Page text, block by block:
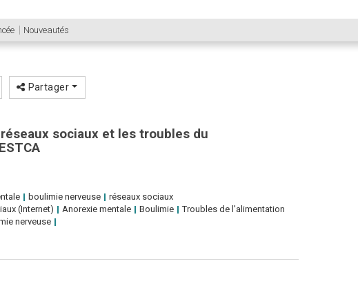
Nouveautés
Partager
sociaux et les troubles du
boulimie nerveuse
réseaux sociaux
(Internet) Anorexie mentale Boulimie
Troubles de l'alimentation
nerveuse